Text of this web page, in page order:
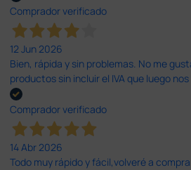
Comprador verificado
12 Jun 2026
Bien, rápida y sin problemas. No me
productos sin incluir el IVA que luego
Comprador verificado
14 Abr 2026
Todo muy rápido y fácil,volveré a